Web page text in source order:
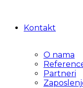
Kontakt
O nama
Partneri